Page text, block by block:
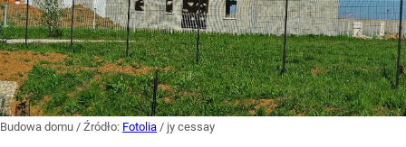
Budowa domu / Źródło: Fotolia / jy cessay